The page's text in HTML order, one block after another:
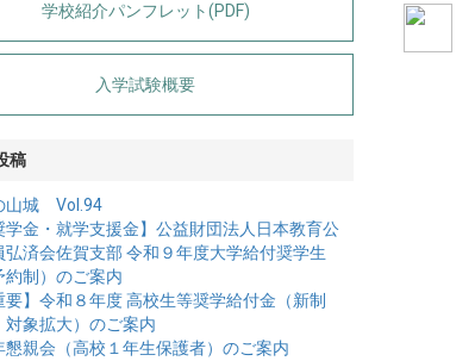
学校紹介パンフレット(PDF)
入学試験概要
稿
山城 Vol.94
学金・就学支援金】公益財団法人日本教育公
弘済会佐賀支部 令和９年度大学給付奨学生
約制）のご案内
要】令和８年度 高校生等奨学給付金（新制
対象拡大）のご案内
懇親会（高校１年生保護者）のご案内